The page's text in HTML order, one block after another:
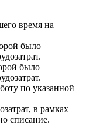
время на
было
было
по указанной
в рамках
списание.